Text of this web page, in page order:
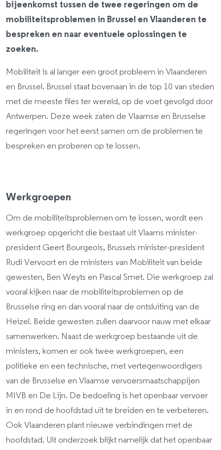
bijeenkomst tussen de twee regeringen om de
mobiliteitsproblemen in Brussel en Vlaanderen te
bespreken en naar eventuele oplossingen te
zoeken.
Mobiliteit is al langer een groot probleem in Vlaanderen
en Brussel. Brussel staat bovenaan in de top 10 van steden
met de meeste files ter wereld, op de voet gevolgd door
Antwerpen. Deze week zaten de Vlaamse en Brusselse
regeringen voor het eerst samen om de problemen te
bespreken en proberen op te lossen.
Werkgroepen
Om de mobiliteitsproblemen om te lossen, wordt een
werkgroep opgericht die bestaat uit Vlaams minister-
president Geert Bourgeois, Brussels minister-president
Rudi Vervoort en de ministers van Mobiliteit van beide
gewesten, Ben Weyts en Pascal Smet. Die werkgroep zal
vooral kijken naar de mobiliteitsproblemen op de
Brusselse ring en dan vooral naar de ontsluiting van de
Heizel. Beide gewesten zullen daarvoor nauw met elkaar
samenwerken. Naast de werkgroep bestaande uit de
ministers, komen er ook twee werkgroepen, een
politieke en een technische, met vertegenwoordigers
van de Brusselse en Vlaamse vervoersmaatschappijen
MIVB en De Lijn. De bedoeling is het openbaar vervoer
in en rond de hoofdstad uit te breiden en te verbeteren.
Ook Vlaanderen plant nieuwe verbindingen met de
hoofdstad. Uit onderzoek blijkt namelijk dat het openbaar